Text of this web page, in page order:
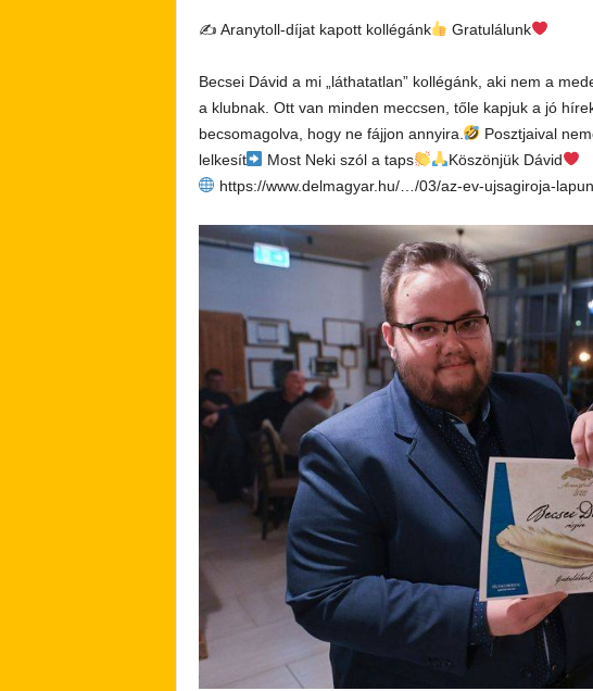
✍ Aranytoll-díjat kapott kollégánk Gratulálunk
Becsei Dávid a mi „láthatatlan” kollégánk, aki nem a
a klubnak. Ott van minden meccsen, tőle kapjuk a jó
becsomagolva, hogy ne fájjon annyira.
Posztjaival
lelkesít
Most Neki szól a taps
Köszönjük Dávid
https://www.delmagyar.hu/…/03/az-ev-ujsagiroja-